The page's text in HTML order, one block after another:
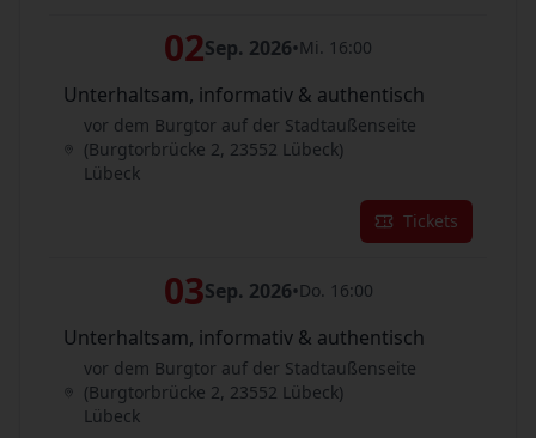
02Sep. 2026•Mi. 16:00
Unterhaltsam, informativ & authentisch
vor dem Burgtor auf der Stadtaußenseite
(Burgtorbrücke 2, 23552 Lübeck)
Lübeck
Tickets
03Sep. 2026•Do. 16:00
Unterhaltsam, informativ & authentisch
vor dem Burgtor auf der Stadtaußenseite
(Burgtorbrücke 2, 23552 Lübeck)
Lübeck